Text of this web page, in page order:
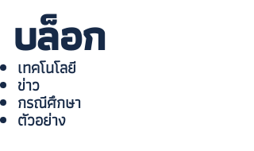
บล็อก
เทคโนโลยี
ข่าว
กรณีศึกษา
ตัวอย่าง